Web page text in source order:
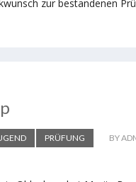
zur bestandenen
PRÜFUNG BY